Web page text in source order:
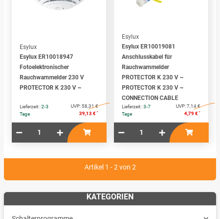
Esylux
Esylux ER10018947
Fotoelektronischer
Rauchwarnmelder 230 V
PROTECTOR K 230 V ~
Lieferzeit :2-3
Tage
UVP: 58,31 €
39,13 € *
Esylux
Esylux ER10019081
Anschlusskabel für
Rauchwarnmelder
PROTECTOR K 230 V ~
PROTECTOR K 230 V ~
CONNECTION CABLE
Lieferzeit :3-7
Tage
UVP:7,14 €
4,79 € *
Artikel 1 - 2 von 2
KATEGORIEN